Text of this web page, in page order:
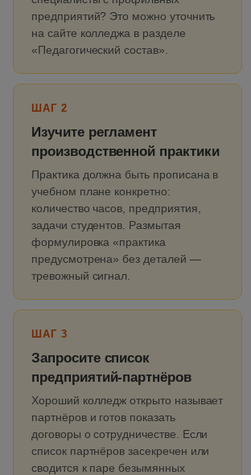
предприятий? Это можно уточнить
на сайте колледжа в разделе
«Педагогический состав».
ШАГ 2
Изучите регламент
производственной практики
Практика должна быть прописана в
учебном плане конкретно:
количество часов, предприятия,
задачи студентов. Размытая
формулировка «практика
предусмотрена» без деталей —
тревожный сигнал.
ШАГ 3
Запросите список
предприятий-партнёров
Хороший колледж открыто называет
партнёров и готов показать
договоры о сотрудничестве. Если
список партнёров засекречен или
сводится к паре безымянных